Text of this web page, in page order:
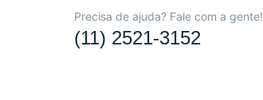
Precisa de ajuda? Fale com a gente!
(11) 2521-3152